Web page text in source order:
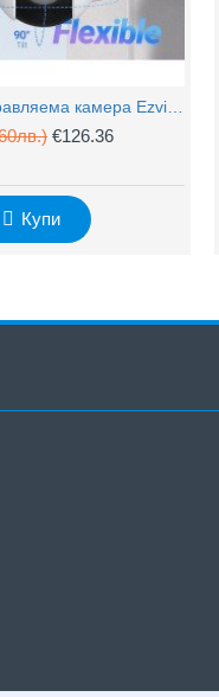
€126.36
Купи